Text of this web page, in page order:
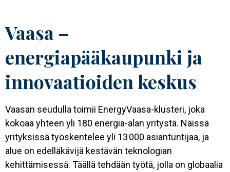
Vaasa –
energiapääkaupunki ja
innovaatioiden keskus
Vaasan seudulla toimii EnergyVaasa-klusteri, joka
kokoaa yhteen yli 180 energia-alan yritystä. Näissä
yrityksissä työskentelee yli 13 000 asiantuntijaa, ja
alue on edelläkävijä kestävän teknologian
kehittämisessä. Täällä tehdään työtä, jolla on globaalia